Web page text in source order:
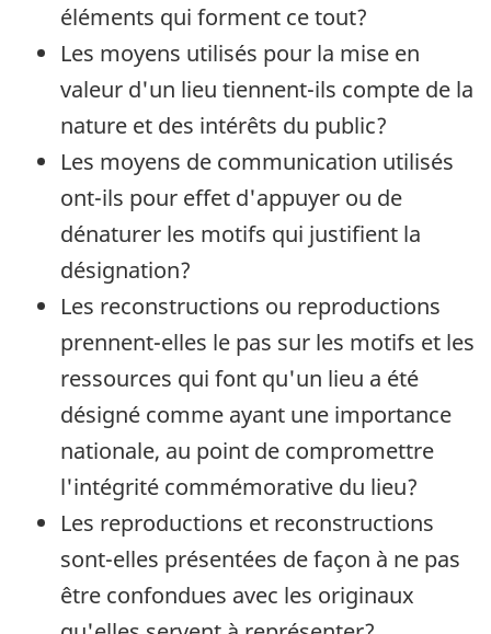
éléments qui forment ce tout?
Les moyens utilisés pour la mise en
valeur d'un lieu tiennent-ils compte de la
nature et des intérêts du public?
Les moyens de communication utilisés
ont-ils pour effet d'appuyer ou de
dénaturer les motifs qui justifient la
désignation?
Les reconstructions ou reproductions
prennent-elles le pas sur les motifs et les
ressources qui font qu'un lieu a été
désigné comme ayant une importance
nationale, au point de compromettre
l'intégrité commémorative du lieu?
Les reproductions et reconstructions
sont-elles présentées de façon à ne pas
être confondues avec les originaux